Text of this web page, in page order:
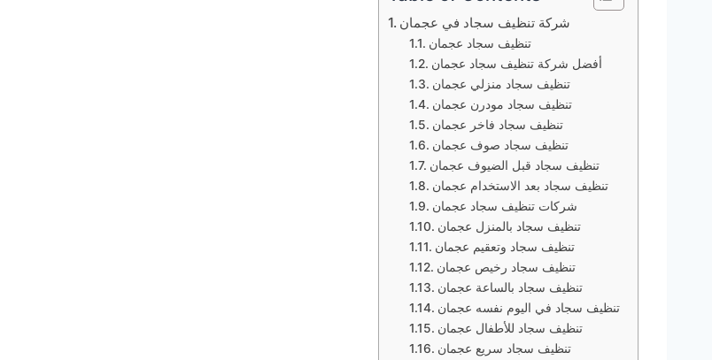
شركة تنظيف سجاد في عجمان
تنظيف سجاد عجمان
أفضل شركة تنظيف سجاد عجمان
تنظيف سجاد منزلي عجمان
تنظيف سجاد مودرن عجمان
تنظيف سجاد فاخر عجمان
تنظيف سجاد صوف عجمان
تنظيف سجاد قبل الضيوف عجمان
تنظيف سجاد بعد الاستخدام عجمان
شركات تنظيف سجاد عجمان
تنظيف سجاد بالمنزل عجمان
تنظيف سجاد وتعقيم عجمان
تنظيف سجاد رخيص عجمان
تنظيف سجاد بالساعة عجمان
تنظيف سجاد في اليوم نفسه عجمان
تنظيف سجاد للأطفال عجمان
تنظيف سجاد سريع عجمان